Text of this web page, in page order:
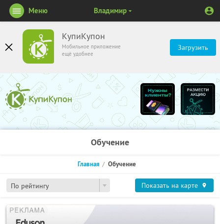
КупиКупон
Мобильное приложение
ещё удобнее
Загрузить
Меню Владимир
Обучение
По рейтингу
Главная Обучение
Показать на карте